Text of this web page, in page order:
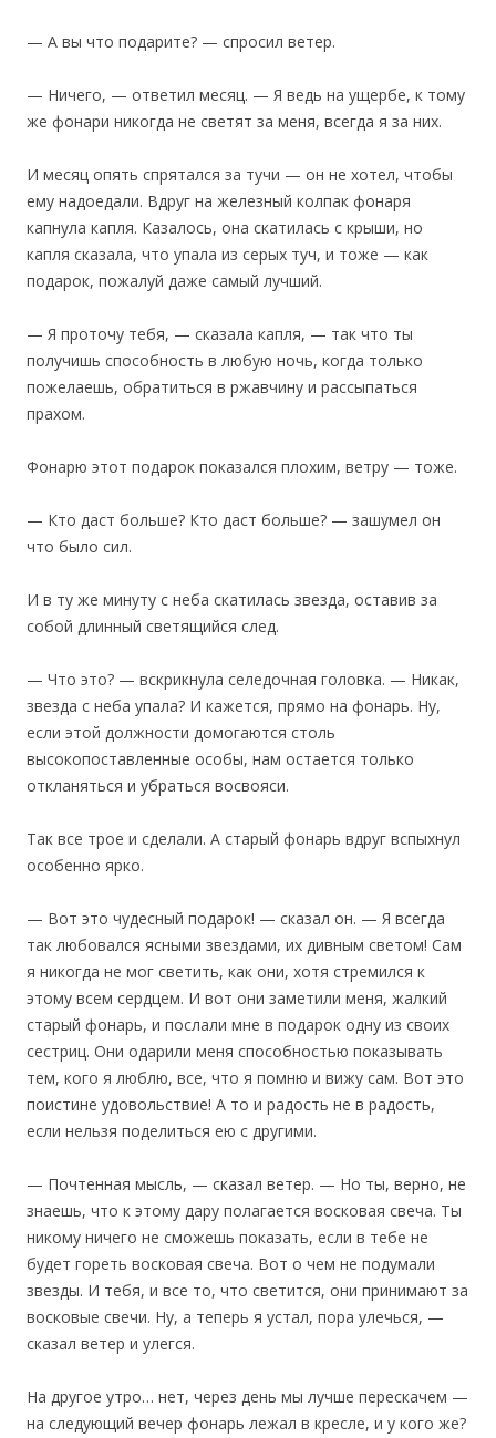
— А вы что подарите? — спросил ветер.
— Ничего, — ответил месяц. — Я ведь на ущербе, к тому
же фонари никогда не светят за меня, всегда я за них.
И месяц опять спрятался за тучи — он не хотел, чтобы
ему надоедали. Вдруг на железный колпак фонаря
капнула капля. Казалось, она скатилась с крыши, но
капля сказала, что упала из серых туч, и тоже — как
подарок, пожалуй даже самый лучший.
— Я проточу тебя, — сказала капля, — так что ты
получишь способность в любую ночь, когда только
пожелаешь, обратиться в ржавчину и рассыпаться
прахом.
Фонарю этот подарок показался плохим, ветру — тоже.
— Кто даст больше? Кто даст больше? — зашумел он
что было сил.
И в ту же минуту с неба скатилась звезда, оставив за
собой длинный светящийся след.
— Что это? — вскрикнула селедочная головка. — Никак,
звезда с неба упала? И кажется, прямо на фонарь. Ну,
если этой должности домогаются столь
высокопоставленные особы, нам остается только
откланяться и убраться восвояси.
Так все трое и сделали. А старый фонарь вдруг вспыхнул
особенно ярко.
— Вот это чудесный подарок! — сказал он. — Я всегда
так любовался ясными звездами, их дивным светом! Сам
я никогда не мог светить, как они, хотя стремился к
этому всем сердцем. И вот они заметили меня, жалкий
старый фонарь, и послали мне в подарок одну из своих
сестриц. Они одарили меня способностью показывать
тем, кого я люблю, все, что я помню и вижу сам. Вот это
поистине удовольствие! А то и радость не в радость,
если нельзя поделиться ею с другими.
— Почтенная мысль, — сказал ветер. — Но ты, верно, не
знаешь, что к этому дару полагается восковая свеча. Ты
никому ничего не сможешь показать, если в тебе не
будет гореть восковая свеча. Вот о чем не подумали
звезды. И тебя, и все то, что светится, они принимают за
восковые свечи. Ну, а теперь я устал, пора улечься, —
сказал ветер и улегся.
На другое утро… нет, через день мы лучше перескачем —
на следующий вечер фонарь лежал в кресле, и у кого же?